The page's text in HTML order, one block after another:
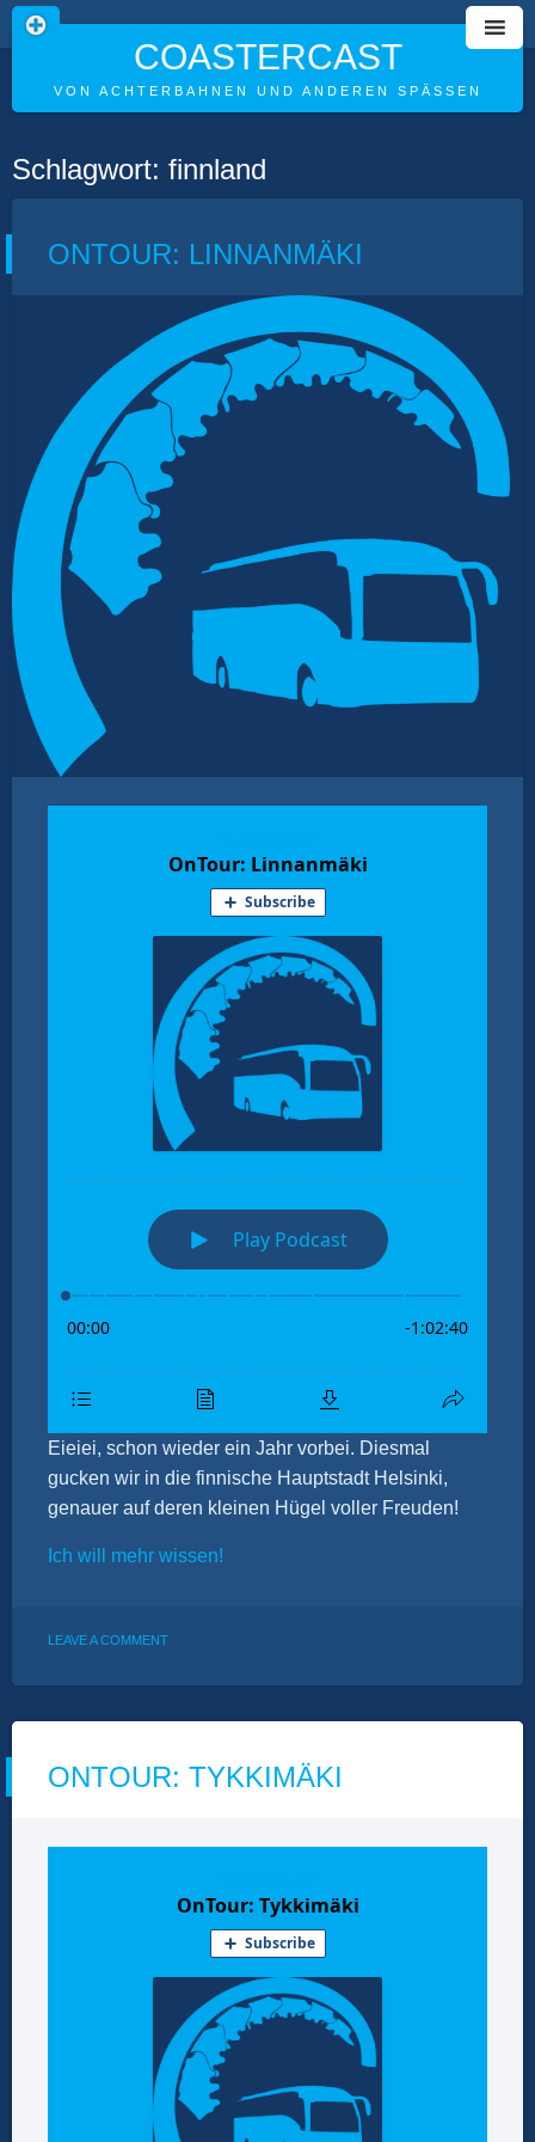
COASTERCAST
VON ACHTERBAHNEN UND ANDEREN SPÄSSEN
Skip
Schlagwort: finnland
ONTOUR: LINNANMÄKI
Eieiei, schon wieder ein Jahr vorbei. Diesmal
gucken wir in die finnische Hauptstadt Helsinki,
genauer auf deren kleinen Hügel voller Freuden!
Ich will mehr wissen!
LEAVE A COMMENTON
ONTOUR: TYKKIMÄKI